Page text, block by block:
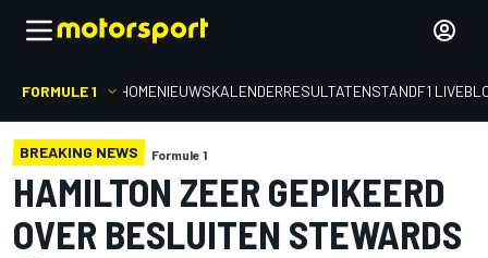
FORMULE 1 HOMENIEUWSKALENDERRESULTATENSTANDF1
BREAKING NEWS Formule 1
HAMILTON ZEER GEPIKEERD
OVER BESLUITEN STEWARDS